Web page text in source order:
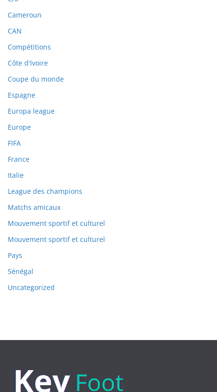
Cameroun
CAN
Compétitions
Côte d'Ivoire
Coupe du monde
Espagne
Europa league
Europe
FIFA
France
Italie
League des champions
Matchs amicaux
Mouvement sportif et culturel
Mouvement sportif et culturel
Pays
Sénégal
Uncategorized